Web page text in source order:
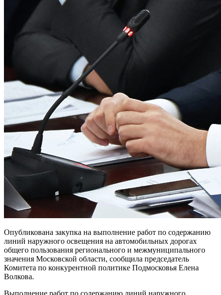
Опубликована закупка на выполнение работ по содержанию
линий наружного освещения на автомобильных дорогах
общего пользования регионального и межмуниципального
значения Московской области, сообщила председатель
Комитета по конкурентной политике Подмосковья Елена
Волкова.
Выполнение работ по содержанию линий наружного